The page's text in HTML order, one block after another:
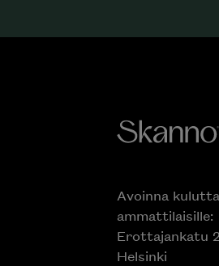
Avoinna
ammattilaisille:
Erottajankatu
Helsinki